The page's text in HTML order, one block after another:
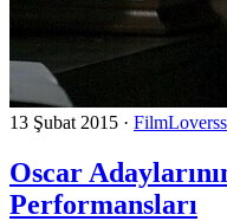
13 Şubat 2015 · FilmLoverss
Oscar
Performansları